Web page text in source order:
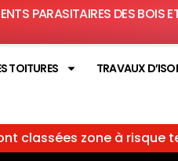
PARASITAIRES DES BOIS
TOITURES TRAVAUX
classées zone à